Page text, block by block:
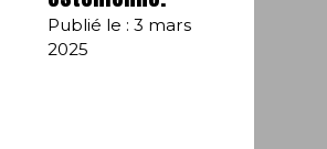
Publié le : 3 mars
2025